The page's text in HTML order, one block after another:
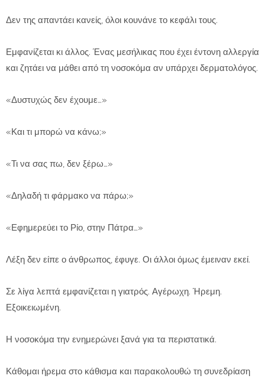
Δεν της απαντάει κανείς, όλοι κουνάνε το κεφάλι τους.
Εμφανίζεται κι άλλος. Ένας μεσήλικας που έχει έντονη αλλεργία
και ζητάει να μάθει από τη νοσοκόμα αν υπάρχει δερματολόγος.
«Δυστυχώς δεν έχουμε…»
«Και τι μπορώ να κάνω;»
«Τι να σας πω, δεν ξέρω…»
«Δηλαδή τι φάρμακο να πάρω;»
«Εφημερεύει το Ρίο, στην Πάτρα…»
Λέξη δεν είπε ο άνθρωπος, έφυγε. Οι άλλοι όμως έμειναν εκεί.
Σε λίγα λεπτά εμφανίζεται η γιατρός. Αγέρωχη. Ήρεμη.
Εξοικειωμένη.
Η νοσοκόμα την ενημερώνει ξανά για τα περιστατικά.
Κάθομαι ήρεμα στο κάθισμα και παρακολουθώ τη συνεδρίαση